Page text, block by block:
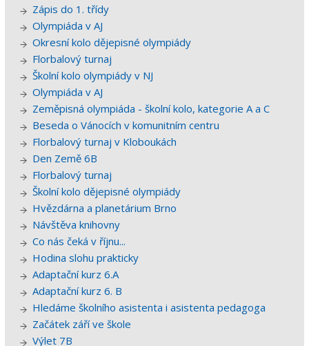
Zápis do 1. třídy
Olympiáda v AJ
Okresní kolo dějepisné olympiády
Florbalový turnaj
Školní kolo olympiády v NJ
Olympiáda v AJ
Zeměpisná olympiáda - školní kolo, kategorie A a C
Beseda o Vánocích v komunitním centru
Florbalový turnaj v Kloboukách
Den Země 6B
Florbalový turnaj
Školní kolo dějepisné olympiády
Hvězdárna a planetárium Brno
Návštěva knihovny
Co nás čeká v říjnu...
Hodina slohu prakticky
Adaptační kurz 6.A
Adaptační kurz 6. B
Hledáme školního asistenta i asistenta pedagoga
Začátek září ve škole
Výlet 7B